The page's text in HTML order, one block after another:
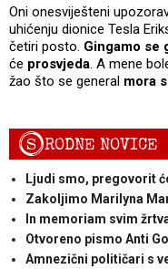
Oni onesviješteni
uhićenju dionice Tesla
četiri posto. Gingamo se
će prosvjeda. A mene
žao što se general mora
SRODNE NOVICE
Ljudi smo, pregovorit
Zakoljimo Marilyna
In memoriam svim
Otvoreno pismo Anti
Amnezični političari s